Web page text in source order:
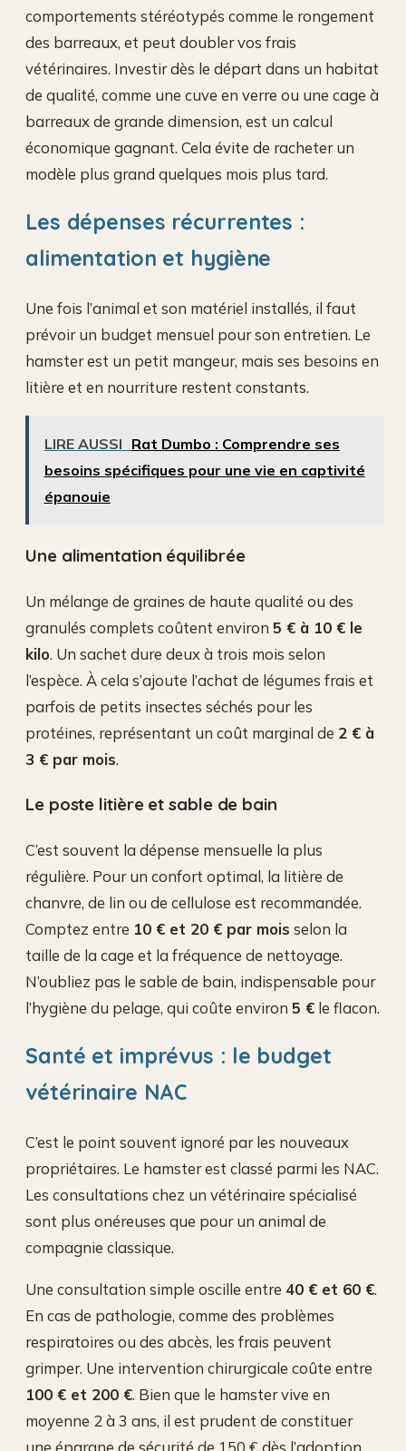
comportements stéréotypés comme le rongement
des barreaux, et peut doubler vos frais
vétérinaires. Investir dès le départ dans un habitat
de qualité, comme une cuve en verre ou une cage à
barreaux de grande dimension, est un calcul
économique gagnant. Cela évite de racheter un
modèle plus grand quelques mois plus tard.
Les dépenses récurrentes :
alimentation et hygiène
Une fois l’animal et son matériel installés, il faut
prévoir un budget mensuel pour son entretien. Le
hamster est un petit mangeur, mais ses besoins en
litière et en nourriture restent constants.
LIRE AUSSI Rat Dumbo : Comprendre ses
besoins spécifiques pour une vie en captivité
épanouie
Une alimentation équilibrée
Un mélange de graines de haute qualité ou des
granulés complets coûtent environ 5 € à 10 € le
kilo. Un sachet dure deux à trois mois selon
l’espèce. À cela s’ajoute l’achat de légumes frais et
parfois de petits insectes séchés pour les
protéines, représentant un coût marginal de 2 € à
3 € par mois.
Le poste litière et sable de bain
C’est souvent la dépense mensuelle la plus
régulière. Pour un confort optimal, la litière de
chanvre, de lin ou de cellulose est recommandée.
Comptez entre 10 € et 20 € par mois selon la
taille de la cage et la fréquence de nettoyage.
N’oubliez pas le sable de bain, indispensable pour
l’hygiène du pelage, qui coûte environ 5 € le flacon.
Santé et imprévus : le budget
vétérinaire NAC
C’est le point souvent ignoré par les nouveaux
propriétaires. Le hamster est classé parmi les NAC.
Les consultations chez un vétérinaire spécialisé
sont plus onéreuses que pour un animal de
compagnie classique.
Une consultation simple oscille entre 40 € et 60 €.
En cas de pathologie, comme des problèmes
respiratoires ou des abcès, les frais peuvent
grimper. Une intervention chirurgicale coûte entre
100 € et 200 €. Bien que le hamster vive en
moyenne 2 à 3 ans, il est prudent de constituer
une épargne de sécurité de 150 € dès l’adoption